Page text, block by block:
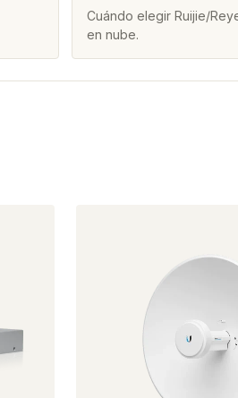
Cuándo elegir Ruijie/
en nube.